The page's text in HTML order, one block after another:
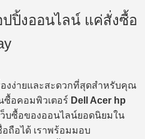
ปิ้งออนไลน์ แค่สั่งซื้อ
งง่ายและสะดวกที่สุดสำหรับคุณ
ซื้อคอมพิวเตอร์ Dell Acer hp
บซื้อของออนไลน์ยอดนิยมใน
ถือได้ เราพร้อมมอบ